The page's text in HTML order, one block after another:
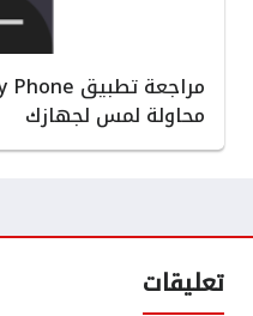
محاولة لمس لجهازك
تعليقات